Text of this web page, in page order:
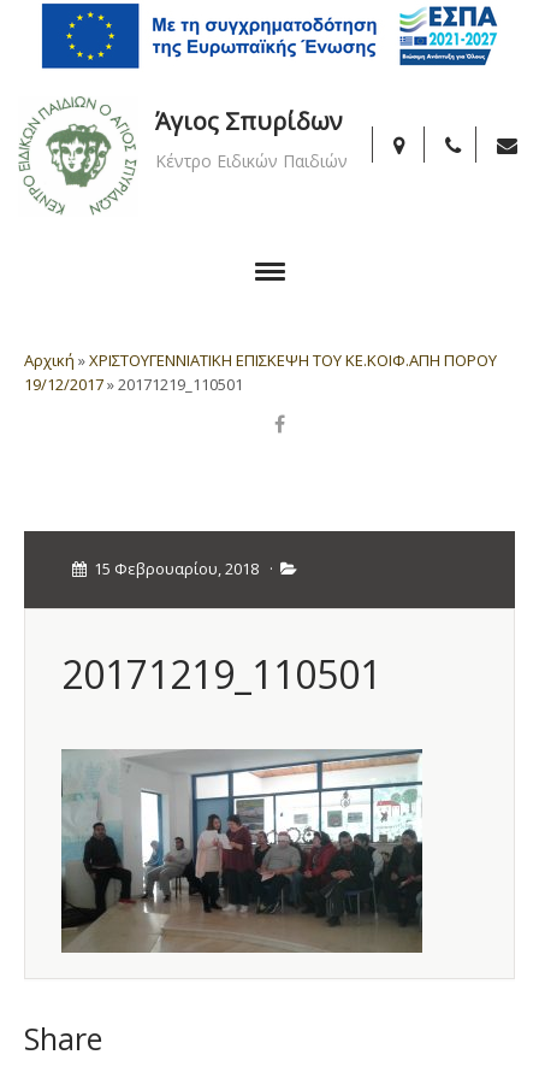
Άγιος Σπυρίδων
Κέντρο Ειδικών Παιδιών
Αρχική »ΧΡΙΣΤΟΥΓΕΝΝΙΑΤΙΚΗ ΕΠΙΣΚΕΨΗ ΤΟΥ ΚΕ.ΚΟΙΦ.ΑΠΗ ΠΟΡΟΥ
19/12/2017»20171219_110501
15 Φεβρουαρίου, 2018 ·
20171219_110501
Share